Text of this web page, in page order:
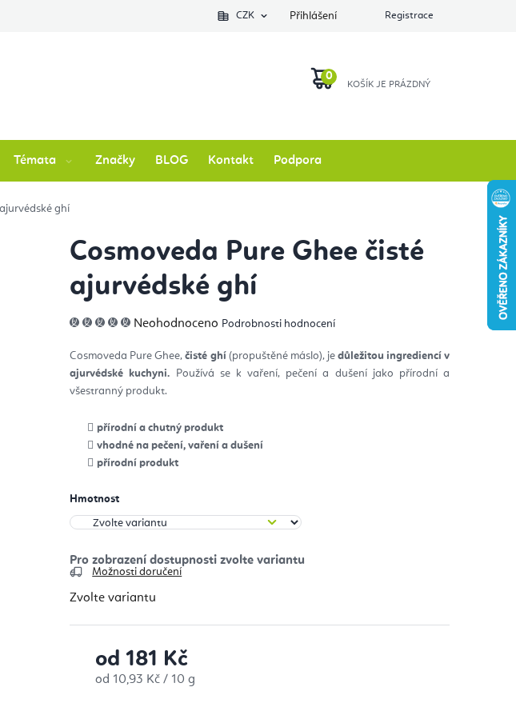
Podlozkynajogu.cz Zkontrolovat stav objednávky O nás
CZK Přihlášení Registrace
KOŠÍK
Témata Značky BLOG Kontakt Podpora
ghí
Cosmoveda Pure Ghee čisté
ajurvédské ghí
Průměrné
hodnocení
0,0
5
hvězdiček.
Neohodnoceno Podrobnosti hodnocení
Cosmoveda Pure Ghee,čisté ghí(propuštěné máslo), je důležitou ingrediencí v
ajurvédské kuchyni. Používá se k vaření, pečení a dušení jako přírodní a
všestranný produkt.
přírodní a chutný produkt
vhodné na pečení, vaření a dušení
přírodní produkt
Hmotnost
Možnosti doručení
Zvolte variantu
od 181 Kč
Měrná cena:
od 10,93 Kč / 10 g